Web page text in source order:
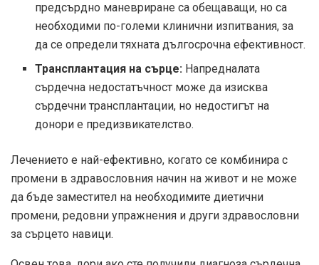
предсърдно маневриране са обещаващи, но са
необходими по-големи клинични изпитвания, за
да се определи тяхната дългосрочна ефективност.
Трансплантация на сърце: Напредналата
сърдечна недостатъчност може да изисква
сърдечни трансплантации, но недостигът на
донори е предизвикателство.
Лечението е най-ефективно, когато се комбинира с
промени в здравословния начин на живот и не може
да бъде заместител на необходимите диетични
промени, редовни упражнения и други здравословни
за сърцето навици.